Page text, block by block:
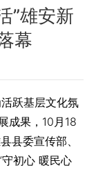
”雄安新
幕
跃基层文化氛
成果，10月18
县委宣传部、
初心 暖民心